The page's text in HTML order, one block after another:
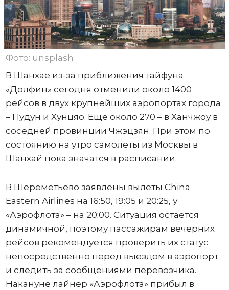
Фото: unsplash
В Шанхае из-за приближения тайфуна
«Долфин» сегодня отменили около 1400
рейсов в двух крупнейших аэропортах города
– Пудун и Хунцяо. Еще около 270 – в Ханчжоу в
соседней провинции Чжэцзян. При этом по
состоянию на утро самолеты из Москвы в
Шанхай пока значатся в расписании.
В Шереметьево заявлены вылеты China
Eastern Airlines на 16:50, 19:05 и 20:25, у
«Аэрофлота» – на 20:00. Ситуация остается
динамичной, поэтому пассажирам вечерних
рейсов рекомендуется проверить их статус
непосредственно перед выездом в аэропорт
и следить за сообщениями перевозчика.
Накануне лайнер «Аэрофлота» прибыл в